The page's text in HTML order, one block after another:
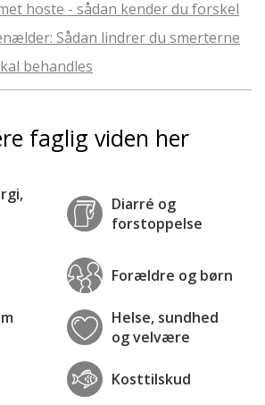
hoste - sådan kender du forskel
Sådan lindrer du smerterne
behandles
faglig viden her
Diarré og
forstoppelse
Forældre og børn
Helse, sundhed
og velvære
Kosttilskud